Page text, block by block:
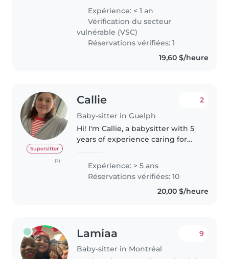
child's growth and happiness.I
am currently studying Early
Childhood Education, which has..
Expérience: < 1 an
Vérification du secteur
vulnérable (VSC)
Réservations vérifiées: 1
19,60 $/heure
Supersitter
(2)
Callie
Baby-sitter in Guelph
2
Hi! I'm Callie, a babysitter with 5
years of experience caring for
University of Guelph. I'm patient,
responsible, and love..
Expérience: > 5 ans
Réservations vérifiées: 10
20,00 $/heure
Lamiaa
Baby-sitter in Montréal
9